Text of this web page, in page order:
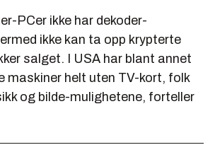
PCer ikke har dekoder-
ikke kan ta opp krypterte
salget. I USA har blant annet
maskiner helt uten TV-kort, folk
og bilde-mulighetene, forteller